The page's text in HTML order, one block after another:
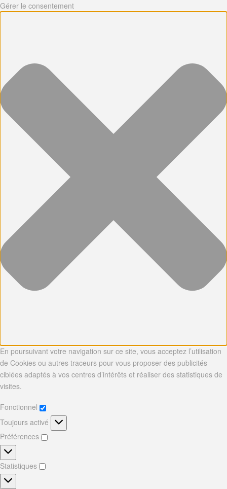
Gérer le consentement
En poursuivant votre navigation sur ce site, vous acceptez l’utilisation
de Cookies ou autres traceurs pour vous proposer des publicités
ciblées adaptés à vos centres d’intérêts et réaliser des statistiques de
visites.
Fonctionnel
Fonctionnel
Toujours activé
Préférences
Préférences
Statistiques
Statistiques